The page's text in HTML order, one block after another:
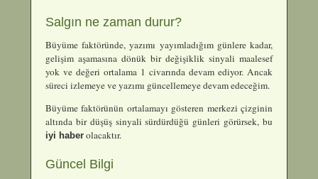
Salgın ne zaman durur?
Büyüme faktöründe, yazımı yayımladığım günlere kadar,
gelişim aşamasına dönük bir değişiklik sinyali maalesef
yok ve değeri ortalama 1 civarında devam ediyor. Ancak
süreci izlemeye ve yazımı güncellemeye devam edeceğim.
Büyüme faktörünün ortalamayı gösteren merkezi çizginin
altında bir düşüş sinyali sürdürdüğü günleri görürsek, bu
iyi haber olacaktır.
Güncel Bilgi